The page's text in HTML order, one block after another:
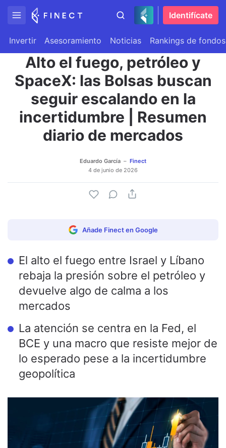
Identifícate
Invertir Asesoramiento Noticias Rankings de fondos
Alto el fuego, petróleo y
SpaceX: las Bolsas buscan
seguir escalando en la
incertidumbre | Resumen
diario de mercados
Eduardo García
Finect
4 de junio de 2026
Añade Finect en Google
El alto el fuego entre Israel y Líbano
rebaja la presión sobre el petróleo y
devuelve algo de calma a los
mercados
La atención se centra en la Fed, el
BCE y una macro que resiste mejor de
lo esperado pese a la incertidumbre
geopolítica